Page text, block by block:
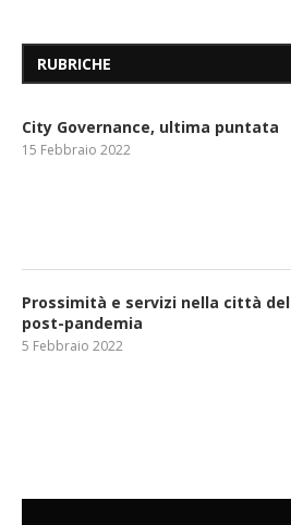
RUBRICHE
City Governance, ultima puntata
15 Febbraio 2022
Prossimità e servizi nella città del
post-pandemia
5 Febbraio 2022